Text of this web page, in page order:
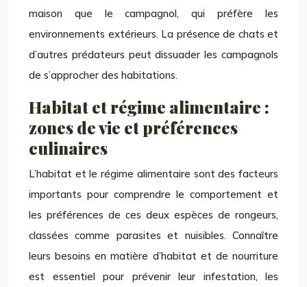
maison que le campagnol, qui préfère les
environnements extérieurs. La présence de chats et
d’autres prédateurs peut dissuader les campagnols
de s’approcher des habitations.
Habitat et régime alimentaire :
zones de vie et préférences
culinaires
L’habitat et le régime alimentaire sont des facteurs
importants pour comprendre le comportement et
les préférences de ces deux espèces de rongeurs,
classées comme parasites et nuisibles. Connaître
leurs besoins en matière d’habitat et de nourriture
est essentiel pour prévenir leur infestation, les